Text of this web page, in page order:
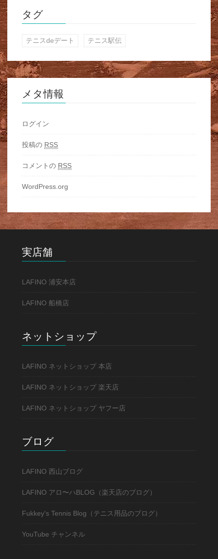
タグ
テニスdeデート テニス駅伝
メタ情報
ログイン
投稿の RSS
コメントの RSS
WordPress.org
実店舗
LAFINO 浦安本店
LAFINO 船橋店
ネットショップ
LAFINO ネットショップ 本店
LAFINO ネットショップ 楽天店
LAFINO ネットショップ ヤフー店
ブログ
LAFINO 西山ブログ
LAFINO アロ〜ハBLOG（楽天店のブログ）
Fukkey's Tennis Blog（テニス用品のブログ）
YouTube チャンネル